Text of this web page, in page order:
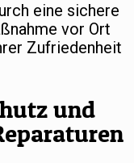
eine sichere
vor Ort
Zufriedenheit
und